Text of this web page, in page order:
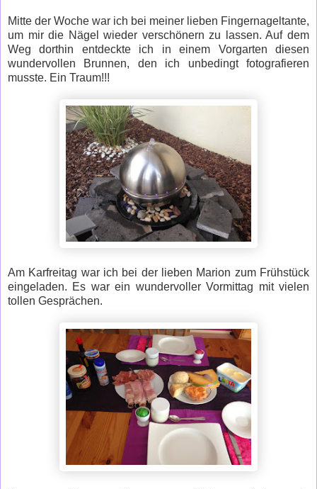
Mitte der Woche war ich bei meiner lieben Fingernageltante,
um mir die Nägel wieder verschönern zu lassen. Auf dem
Weg dorthin entdeckte ich in einem Vorgarten diesen
wundervollen Brunnen, den ich unbedingt fotografieren
musste. Ein Traum!!!
Am Karfreitag war ich bei der lieben Marion zum Frühstück
eingeladen. Es war ein wundervoller Vormittag mit vielen
tollen Gesprächen.